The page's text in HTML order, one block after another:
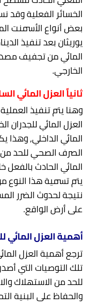
الخسائر الفعلية وقد
بعض أنواع الأسمنت
يوريثان بعد تنفيذ
المائي من تجفيف
الخارجي.
ثانياً العزل المائي
وهنا يتم تنفيذ
العزل المائي للجدران
المائي الداخلي, وهذا
الصرف الصحي للحد من
المائي الحادث
يتم تسمية هذا النوع
نتيجة لحدوث الضرر
على أرض الواقع.
أهمية العزل المائي
ترجع أهمية العزل
تلك التوصيات التي
للحد من الاستهلاك
والحفاظ على البنية